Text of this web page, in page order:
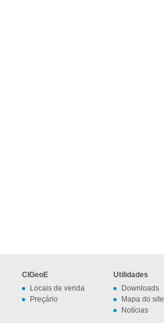
CIGeoE
Locais de venda
Preçário
Utilidades
Downloads
Mapa do site
Notícias